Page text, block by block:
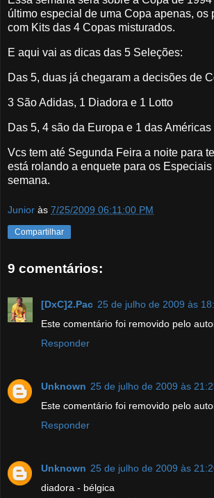
último especial de uma Copa apenas, os
com Kits das 4 Copas misturados.
E aqui vai as dicas das 5 Seleções:
Das 5, duas já chegaram a decisões de
3 São Adidas, 1 Diadora e 1 Lotto
Das 5, 4 são da Europa e 1 das Américas
Vcs tem até Segunda Feira a noite para
está rolando a enquete para os
semana.
Junior às 7/25/2009 06:11:00 PM
Compartilhar
9 comentários:
[DxC]2.Pac 25 de julho de 2009 às
Este comentário foi removido pelo
Responder
Unknown 25 de julho de 2009 às
Este comentário foi removido pelo
Responder
Unknown 25 de julho de 2009 às
diadora - bélgica